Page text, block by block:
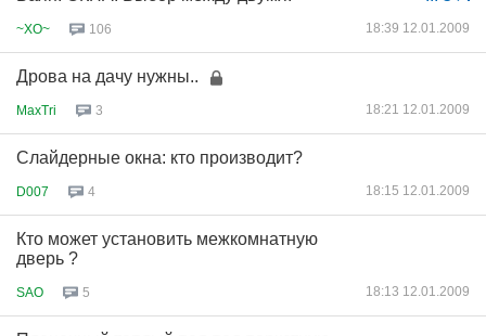
~XO~ 106 18:39 12.01.2009
Дрова на дачу нужны..
MaxTri 3 18:21 12.01.2009
Слайдерные окна: кто производит?
D007 4 18:15 12.01.2009
Кто может установить межкомнатную
дверь ?
SAO 5 18:13 12.01.2009